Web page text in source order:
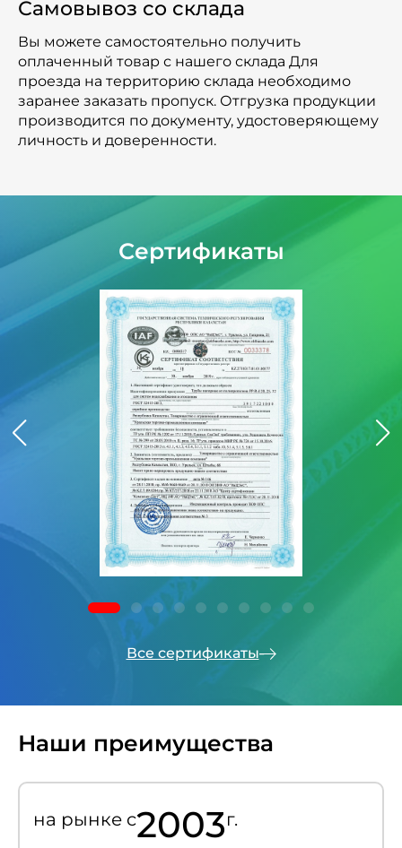
Самовывоз со склада
Вы можете самостоятельно получить
оплаченный товар с нашего склада Для
проезда на территорию склада необходимо
заранее заказать пропуск. Отгрузка продукции
производится по документу, удостоверяющему
личность и доверенности.
Сертификаты
Все сертификаты
Наши преимущества
на рынке c2003г.